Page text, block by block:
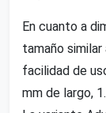
En cuanto a
tamaño
facilidad de
mm de largo,